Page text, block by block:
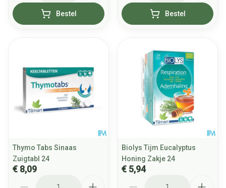
Bestel Bestel
Thymo Tabs Sinaas
Zuigtabl 24
€ 8,09
Biolys Tijm Eucalyptus
Honing Zakje 24
€ 5,94